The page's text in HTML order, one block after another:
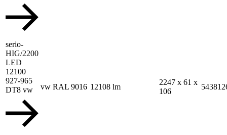
serio-
HIG/2200
LED
12100
927-965
DT8 vw
vw RAL 9016 12108 lm
2247 x 61 x
106